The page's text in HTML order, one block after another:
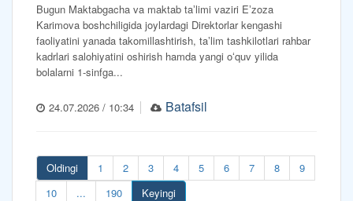
Bugun Maktabgacha va maktab taʼlimi vaziri Eʼzoza
Karimova boshchiligida joylardagi Direktorlar kengashi
faoliyatini yanada takomillashtirish, taʼlim tashkilotlari rahbar
kadrlari salohiyatini oshirish hamda yangi oʻquv yilida
bolalarni 1-sinfga...
24.07.2026 / 10:34 Batafsil
Oldingi 1 2 3 4 5 6 7 8
9
10
... 190 Keyingi